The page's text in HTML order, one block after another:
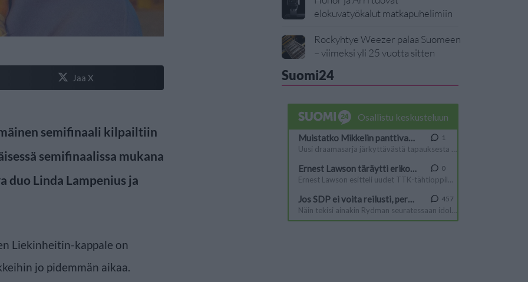
Jaa X
semifinaali kilpailtiin
semifinaalissa mukana
duo Linda Lampenius ja
Liekinheitin-kappale on
jo pidemmän aikaa.
elokuvatyökalut matkapuhelimiin
Rockyhtye Weezer palaa Suomeen
– viimeksi yli 25 vuotta sitten
Suomi24